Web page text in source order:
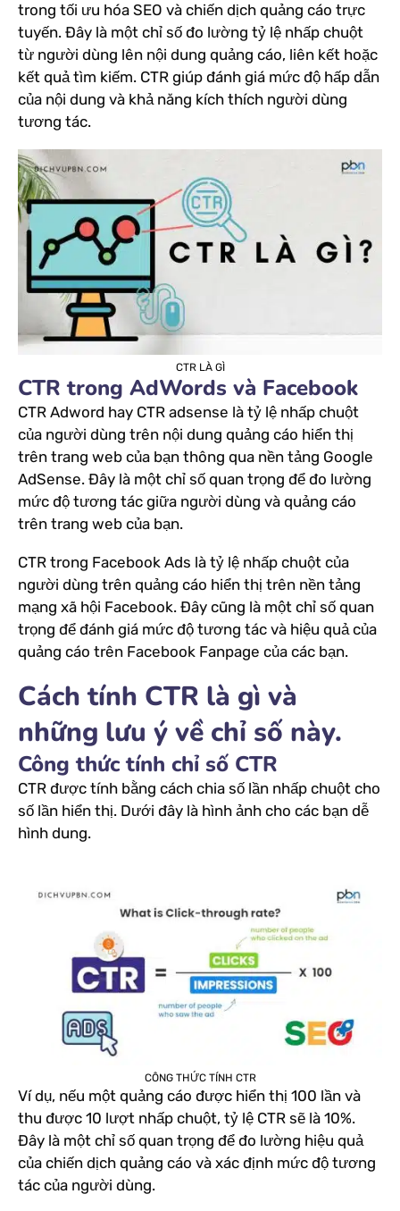
trong tối ưu hóa SEO và chiến dịch quảng cáo trực
tuyến. Đây là một chỉ số đo lường tỷ lệ nhấp chuột
từ người dùng lên nội dung quảng cáo, liên kết hoặc
kết quả tìm kiếm. CTR giúp đánh giá mức độ hấp dẫn
của nội dung và khả năng kích thích người dùng
tương tác.
CTR LÀ GÌ
CTR trong AdWords và Facebook
CTR Adword hay CTR adsense là tỷ lệ nhấp chuột
của người dùng trên nội dung quảng cáo hiển thị
trên trang web của bạn thông qua nền tảng Google
AdSense. Đây là một chỉ số quan trọng để đo lường
mức độ tương tác giữa người dùng và quảng cáo
trên trang web của bạn.
CTR trong Facebook Ads là tỷ lệ nhấp chuột của
người dùng trên quảng cáo hiển thị trên nền tảng
mạng xã hội Facebook. Đây cũng là một chỉ số quan
trọng để đánh giá mức độ tương tác và hiệu quả của
quảng cáo trên Facebook Fanpage của các bạn.
Cách tính CTR là gì và
những lưu ý về chỉ số này.
Công thức tính chỉ số CTR
CTR được tính bằng cách chia số lần nhấp chuột cho
số lần hiển thị. Dưới đây là hình ảnh cho các bạn dễ
hình dung.
CÔNG THỨC TÍNH CTR
Ví dụ, nếu một quảng cáo được hiển thị 100 lần và
thu được 10 lượt nhấp chuột, tỷ lệ CTR sẽ là 10%.
Đây là một chỉ số quan trọng để đo lường hiệu quả
của chiến dịch quảng cáo và xác định mức độ tương
tác của người dùng.